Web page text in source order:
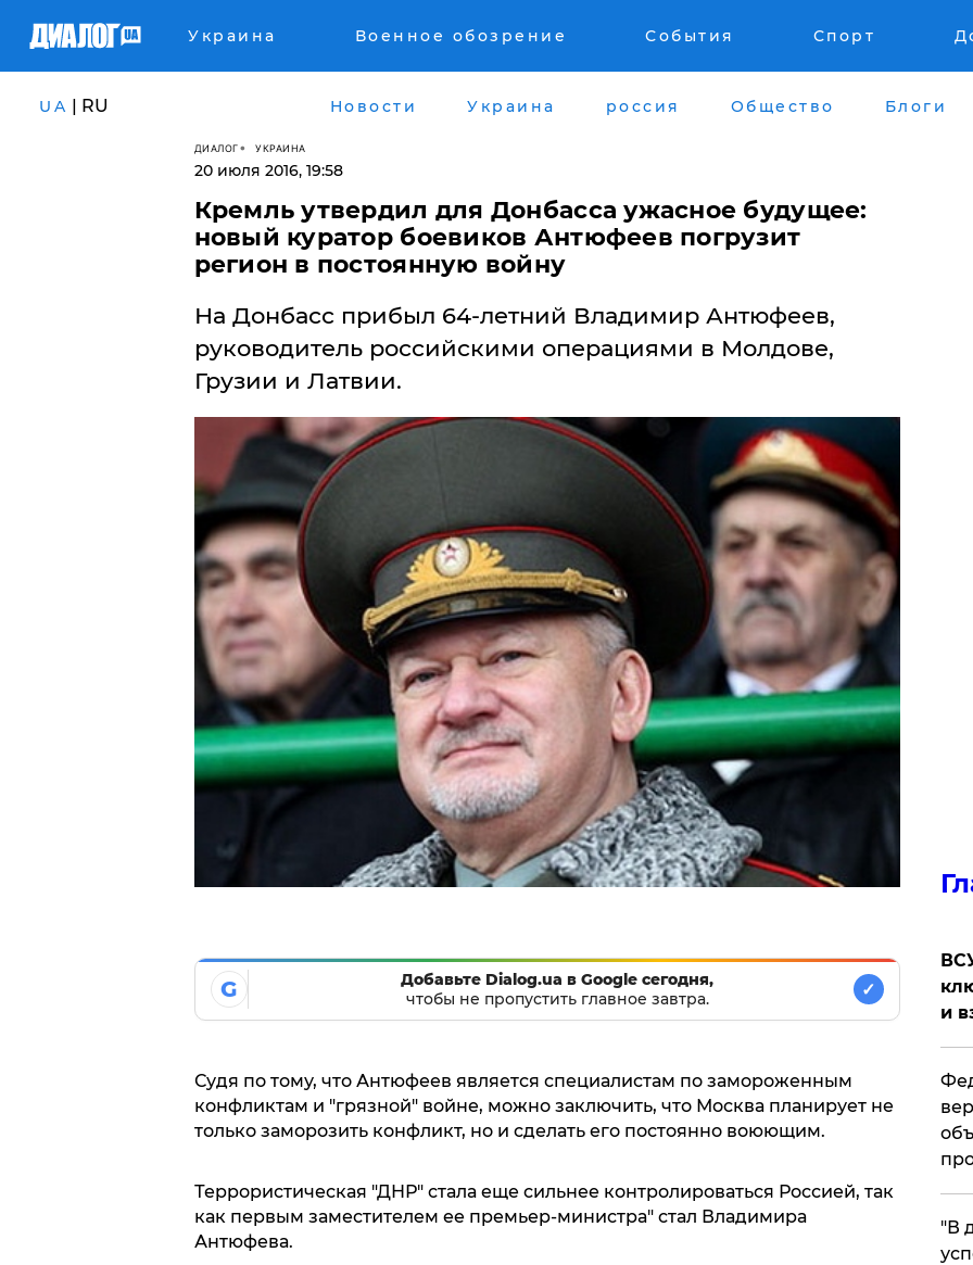
Украина Военное обозрение События Спорт
UA | RU Новости Украина россия Общество Блоги
ДИАЛОГ УКРАИНА
20 июля 2016, 19:58
Кремль утвердил для Донбасса ужасное будущее:
новый куратор боевиков Антюфеев погрузит
регион в постоянную войну
На Донбасс прибыл 64-летний Владимир Антюфеев,
руководитель российскими операциями в Молдове,
Грузии и Латвии.
G
Добавьте Dialog.ua в Google сегодня,
чтобы не пропустить главное завтра.
✓
Судя по тому, что Антюфеев является специалистам по замороженным
конфликтам и "грязной" войне, можно заключить, что Москва планирует не
только заморозить конфликт, но и сделать его постоянно воюющим.
Террористическая "ДНР" стала еще сильнее контролироваться Россией, так
как первым заместителем ее премьер-министра" стал Владимира
Антюфева.
и
​"В